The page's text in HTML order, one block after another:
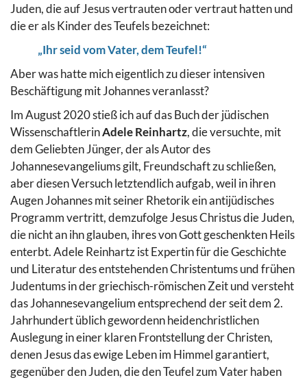
Juden, die auf Jesus vertrauten oder vertraut hatten und
die er als Kinder des Teufels bezeichnet:
„Ihr seid vom Vater, dem Teufel!“
Aber was hatte mich eigentlich zu dieser intensiven
Beschäftigung mit Johannes veranlasst?
Im August 2020 stieß ich auf das Buch der jüdischen
WissenschaftlerinAdele Reinhartz, die versuchte, mit
dem Geliebten Jünger, der als Autor des
Johannesevangeliums gilt, Freundschaft zu schließen,
aber diesen Versuch letztendlich aufgab, weil in ihren
Augen Johannes mit seiner Rhetorik ein antijüdisches
Programm vertritt, demzufolge Jesus Christus die Juden,
die nicht an ihn glauben, ihres von Gott geschenkten Heils
enterbt. Adele Reinhartz ist Expertin für die Geschichte
und Literatur des entstehenden Christentums und frühen
Judentums in der griechisch-römischen Zeit und versteht
das Johannesevangelium entsprechend der seit dem 2.
Jahrhundert üblich gewordenn heidenchristlichen
Auslegung in einer klaren Frontstellung der Christen,
denen Jesus das ewige Leben im Himmel garantiert,
gegenüber den Juden, die den Teufel zum Vater haben